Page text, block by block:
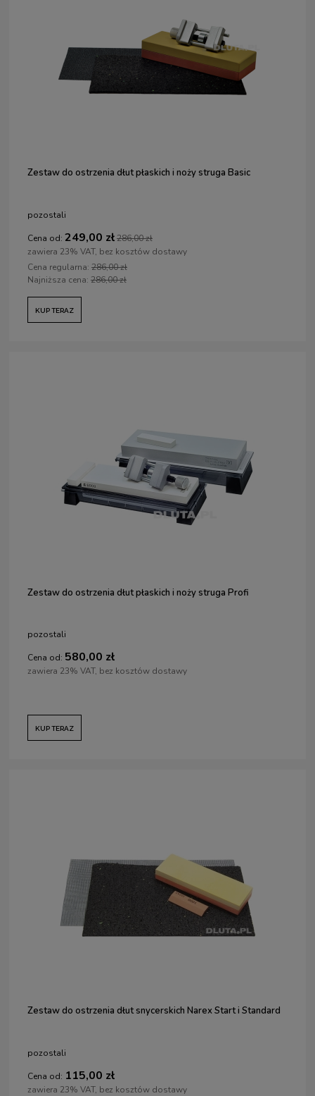
Zestaw do ostrzenia dłut płaskich i noży struga Basic
pozostali
Cena od: 249,00 zł286,00 zł
zawiera 23% VAT, bez kosztów dostawy
Cena regularna: 286,00 zł
Najniższa cena: 286,00 zł
KUP TERAZ
Zestaw do ostrzenia dłut płaskich i noży struga Profi
pozostali
Cena od: 580,00 zł
zawiera 23% VAT, bez kosztów dostawy
KUP TERAZ
Zestaw do ostrzenia dłut snycerskich Narex Start i Standard
pozostali
Cena od: 115,00 zł
zawiera 23% VAT, bez kosztów dostawy